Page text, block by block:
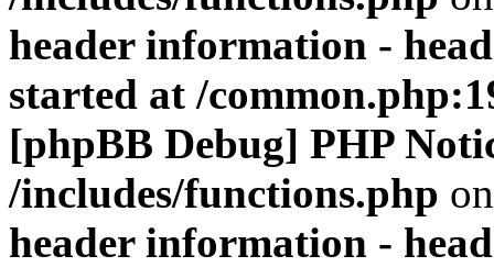
header information -
started at /
[phpBB Debug] PHP
/includes/functions.php
header information -